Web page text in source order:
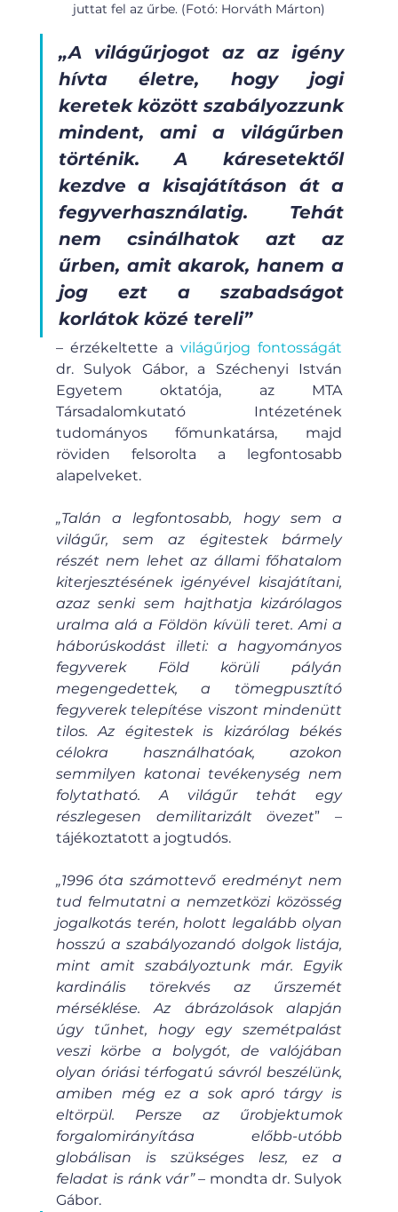
juttat fel az űrbe. (Fotó: Horváth Márton)
„A világűrjogot az az igény
hívta életre, hogy jogi
keretek között szabályozzunk
mindent, ami a világűrben
történik. A káresetektől
kezdve a kisajátításon át a
fegyverhasználatig. Tehát
nem csinálhatok azt az
űrben, amit akarok, hanem a
jog ezt a szabadságot
korlátok közé tereli”
– érzékeltette a világűrjog fontosságát
dr. Sulyok Gábor, a Széchenyi István
Egyetem oktatója, az MTA
Társadalomkutató Intézetének
tudományos főmunkatársa, majd
röviden felsorolta a legfontosabb
alapelveket.
„Talán a legfontosabb, hogy sem a
világűr, sem az égitestek bármely
részét nem lehet az állami főhatalom
kiterjesztésének igényével kisajátítani,
azaz senki sem hajthatja kizárólagos
uralma alá a Földön kívüli teret. Ami a
háborúskodást illeti: a hagyományos
fegyverek Föld körüli pályán
megengedettek, a tömegpusztító
fegyverek telepítése viszont mindenütt
tilos. Az égitestek is kizárólag békés
célokra használhatóak, azokon
semmilyen katonai tevékenység nem
folytatható. A világűr tehát egy
részlegesen demilitarizált övezet” –
tájékoztatott a jogtudós.
„1996 óta számottevő eredményt nem
tud felmutatni a nemzetközi közösség
jogalkotás terén, holott legalább olyan
hosszú a szabályozandó dolgok listája,
mint amit szabályoztunk már. Egyik
kardinális törekvés az űrszemét
mérséklése. Az ábrázolások alapján
úgy tűnhet, hogy egy szemétpalást
veszi körbe a bolygót, de valójában
olyan óriási térfogatú sávról beszélünk,
amiben még ez a sok apró tárgy is
eltörpül. Persze az űrobjektumok
forgalomirányítása előbb-utóbb
globálisan is szükséges lesz, ez a
feladat is ránk vár” – mondta dr. Sulyok
Gábor.